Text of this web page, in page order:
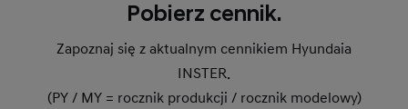
Pobierz cennik.
Zapoznaj się z aktualnym cennikiem Hyundaia
INSTER.
(PY / MY = rocznik produkcji / rocznik modelowy)